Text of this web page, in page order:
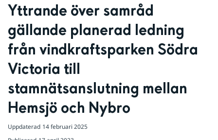
Yttrande över samråd
gällande planerad ledning
från vindkraftsparken Södra
Victoria till
stamnätsanslutning mellan
Hemsjö och Nybro
Uppdaterad 14 februari 2025